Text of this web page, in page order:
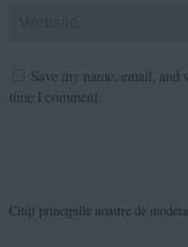
Save my name, email, and
time I comment.
Citiți principiile noastre de